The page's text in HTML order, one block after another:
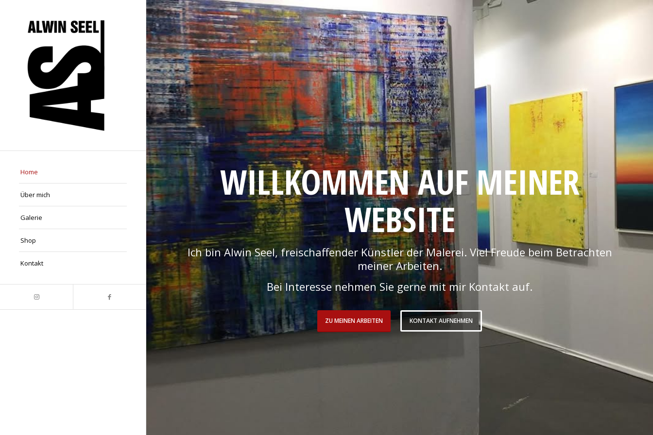
Home
Über mich
Galerie
Shop
Kontakt
WILLKOMMEN AUF MEINER
WEBSITE
Ich bin Alwin Seel, freischaffender Künstler der Malerei. Viel Freude beim Betrachten
meiner Arbeiten.
Bei Interesse nehmen Sie gerne mit mir Kontakt auf.
ZU MEINEN ARBEITEN KONTAKT AUFNEHMEN